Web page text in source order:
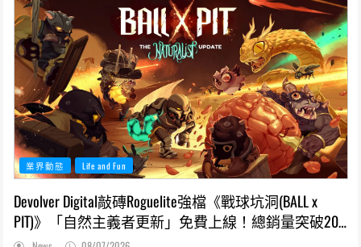
業界動態 Life and Fun
Devolver Digital敲磚Roguelite強檔《戰球坑洞(BALL x
PIT)》「自然主義者更新」免費上線！總銷量突破200
萬份，遊戲史低66折熱銷中